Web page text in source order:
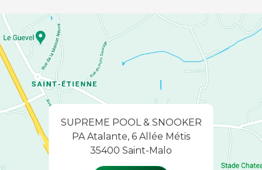
SUPREME POOL & SNOOKER
PA Atalante, 6 Allée Métis
35400 Saint-Malo